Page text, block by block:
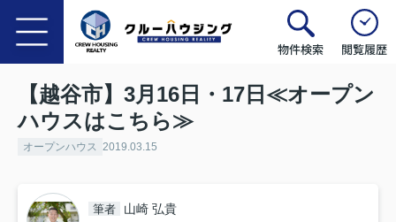
物件検索 閲覧履歴
【越谷市】3月16日・17日≪オープン
ハウスはこちら≫
オープンハウス 2019.03.15
筆者 山崎 弘貴